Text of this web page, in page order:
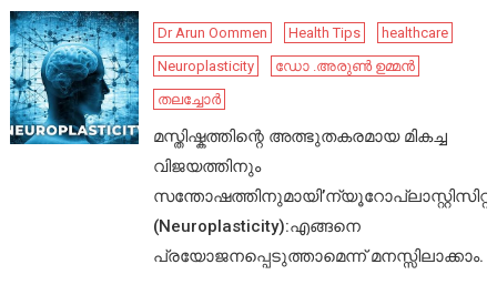
Dr Arun Oommen Health Tips
healthcare
Neuroplasticity
ഡോ .അരുൺ ഉമ്മൻ
തലച്ചോർ
മസ്തിഷ്കത്തിന്റെ അത്ഭുതകരമായ മികച്ച
വിജയത്തിനും
സന്തോഷത്തിനുമായി’ന്യൂറോപ്ലാസ്റ്റിസിറ്റി’
(Neuroplasticity):എങ്ങനെ
പ്രയോജനപ്പെടുത്താമെന്ന് മനസ്സിലാക്കാം.